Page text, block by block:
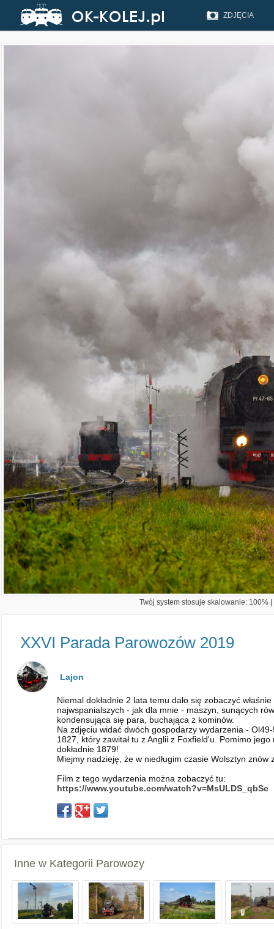
ZDJĘCIA
Twój system stosuje skalowanie: 100%
XXVI Parada Parowozów 2019
Lajon
Niemal dokładnie 2 lata temu dało się zobaczyć
najwspanialszych - jak dla mnie - maszyn, sunących
kondensująca się para, buchająca z kominów.
Na zdjęciu widać dwóch gospodarzy wydarzenia -
1827, który zawitał tu z Anglii z Foxfield'u. Pomimo
dokładnie 1879!
Miejmy nadzieję, że w niedługim czasie Wolsztyn
Film z tego wydarzenia można zobaczyć tu:
https://www.youtube.com/watch?v=MsULDS_qbSc
Inne w Kategorii Parowozy